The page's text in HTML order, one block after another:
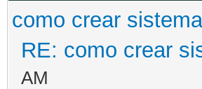
como crear
RE: como crear
AM